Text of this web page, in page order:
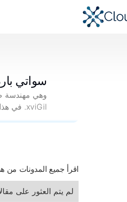
سواتي
xviGil. في هذا الدور، تساعد فريق تطوير البرمجيات من خلال تحديد المشكلات في وقت مبكر من العملية.
اقرأ جميع المدونات من
لم يتم العثور على